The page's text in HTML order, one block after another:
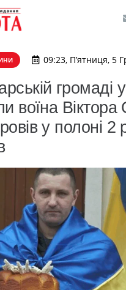
09:23, П’ятниця, 5
громаді
воїна Віктора
у полоні 2